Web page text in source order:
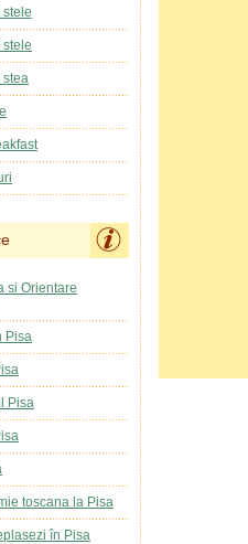
stele
stele
stea
si Orientare
Pisa
Pisa
toscana la Pisa
în Pisa